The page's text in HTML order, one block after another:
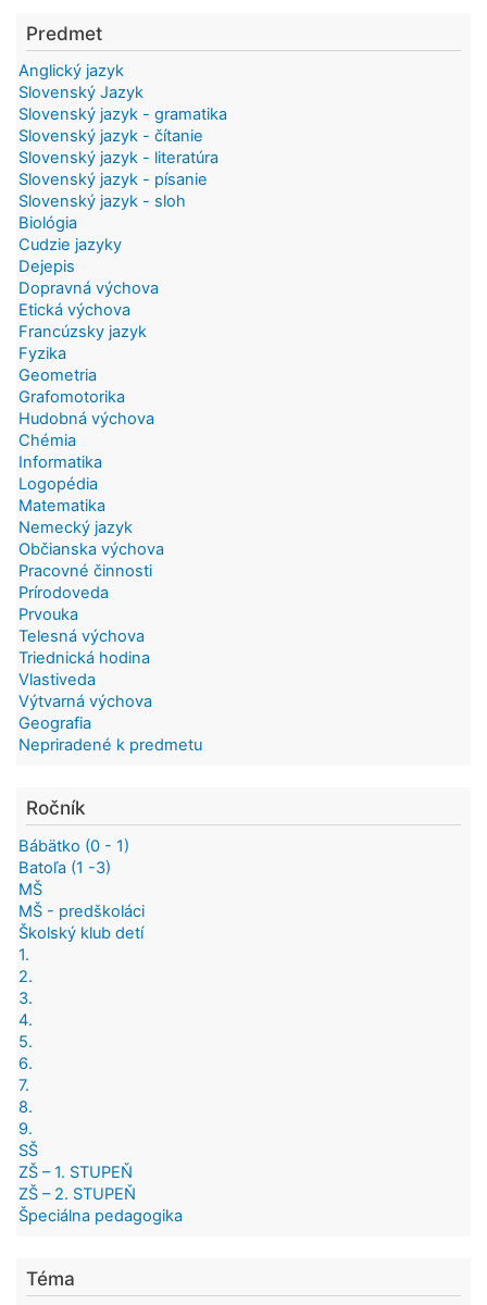
Predmet
Anglický jazyk
Slovenský Jazyk
Slovenský jazyk - gramatika
Slovenský jazyk - čítanie
Slovenský jazyk - literatúra
Slovenský jazyk - písanie
Slovenský jazyk - sloh
Biológia
Cudzie jazyky
Dejepis
Dopravná výchova
Etická výchova
Francúzsky jazyk
Fyzika
Geometria
Grafomotorika
Hudobná výchova
Chémia
Informatika
Logopédia
Matematika
Nemecký jazyk
Občianska výchova
Pracovné činnosti
Prírodoveda
Prvouka
Telesná výchova
Triednická hodina
Vlastiveda
Výtvarná výchova
Geografia
Nepriradené k predmetu
Ročník
Bábätko (0 - 1)
Batoľa (1 -3)
MŠ
MŠ - predškoláci
Školský klub detí
1.
2.
3.
4.
5.
6.
7.
8.
9.
SŠ
ZŠ – 1. STUPEŇ
ZŠ – 2. STUPEŇ
Špeciálna pedagogika
Téma